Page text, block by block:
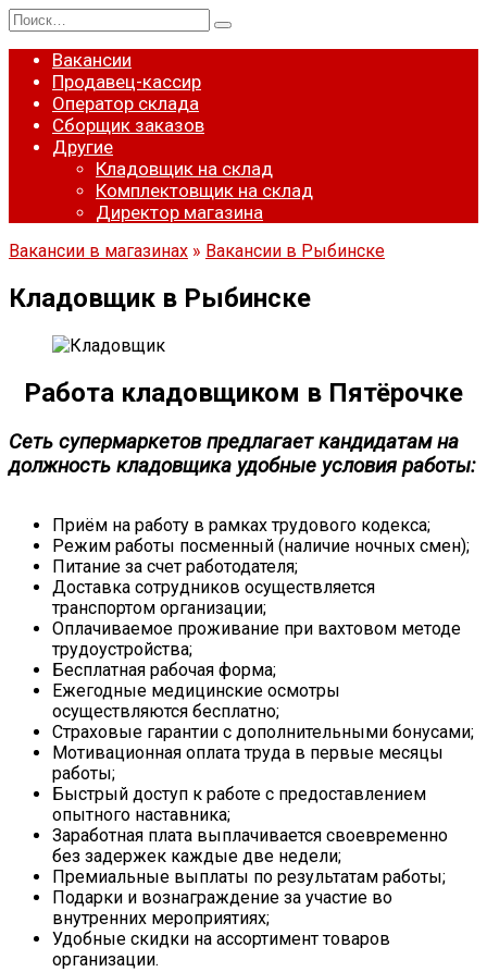
Перейти
к
содержанию
Search
for:
Вакансии
Продавец-кассир
Оператор склада
Сборщик заказов
Другие
Кладовщик на склад
Комплектовщик на склад
Директор магазина
Вакансии в магазинах » Вакансии в Рыбинске
Кладовщик в Рыбинске
Работа кладовщиком в Пятёрочке
Сеть супермаркетов предлагает кандидатам на
должность кладовщика удобные условия работы:
Приём на работу в рамках трудового кодекса;
Режим работы посменный (наличие ночных смен);
Питание за счет работодателя;
Доставка сотрудников осуществляется
транспортом организации;
Оплачиваемое проживание при вахтовом методе
трудоустройства;
Бесплатная рабочая форма;
Ежегодные медицинские осмотры
осуществляются бесплатно;
Страховые гарантии с дополнительными бонусами;
Мотивационная оплата труда в первые месяцы
работы;
Быстрый доступ к работе с предоставлением
опытного наставника;
Заработная плата выплачивается своевременно
без задержек каждые две недели;
Премиальные выплаты по результатам работы;
Подарки и вознаграждение за участие во
внутренних мероприятиях;
Удобные скидки на ассортимент товаров
организации.